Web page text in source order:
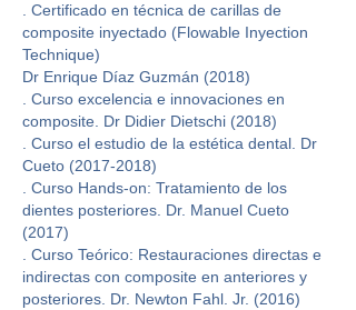
. Certificado en técnica de carillas de
composite inyectado (Flowable Inyection
Technique)
Dr Enrique Díaz Guzmán (2018)
. Curso excelencia e innovaciones en
composite. Dr Didier Dietschi (2018)
. Curso el estudio de la estética dental. Dr
Cueto (2017-2018)
. Curso Hands-on: Tratamiento de los
dientes posteriores. Dr. Manuel Cueto
(2017)
. Curso Teórico: Restauraciones directas e
indirectas con composite en anteriores y
posteriores. Dr. Newton Fahl. Jr. (2016)